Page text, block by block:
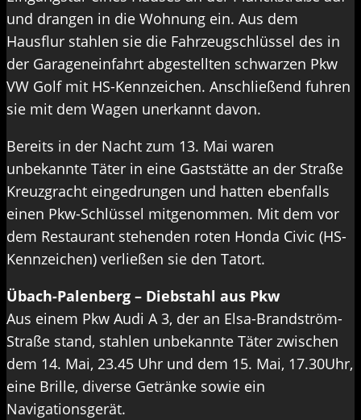
und drangen in die Wohnung ein. Aus dem
Hausflur stahlen sie die Fahrzeugschlüssel des in
der Garageneinfahrt abgestellten schwarzen Pkw
VW Golf mit HS-Kennzeichen. Anschließend fuhren
sie mit dem Wagen unerkannt davon.
Bereits in der Nacht zum 13. Mai waren
unbekannte Täter in eine Gaststätte an der Straße
Kreuzgracht eingedrungen und hatten ebenfalls
einen Pkw-Schlüssel mitgenommen. Mit dem vor
dem Restaurant stehenden roten Honda Civic (HS-
Kennzeichen) verließen sie den Tatort.
Übach-Palenberg – Diebstahl aus Pkw
Aus einem Pkw Audi A 3, der an Elsa-Brandström-
Straße stand, stahlen unbekannte Täter zwischen
dem 14. Mai, 23.45 Uhr und dem 15. Mai, 17.30Uhr,
eine Brille, diverse Getränke sowie ein
Navigationsgerät.